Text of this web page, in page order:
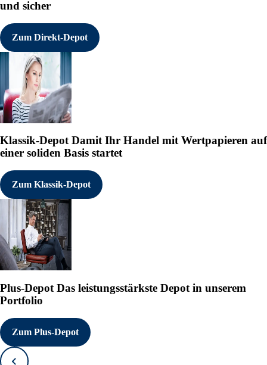
und sicher
Zum Direkt-Depot
Klassik-DepotDamit Ihr Handel mit Wertpapieren auf
einer soliden Basis startet
Zum Klassik-Depot
Plus-Depot Das leistungsstärkste Depot in unserem
Portfolio
Zum Plus-Depot